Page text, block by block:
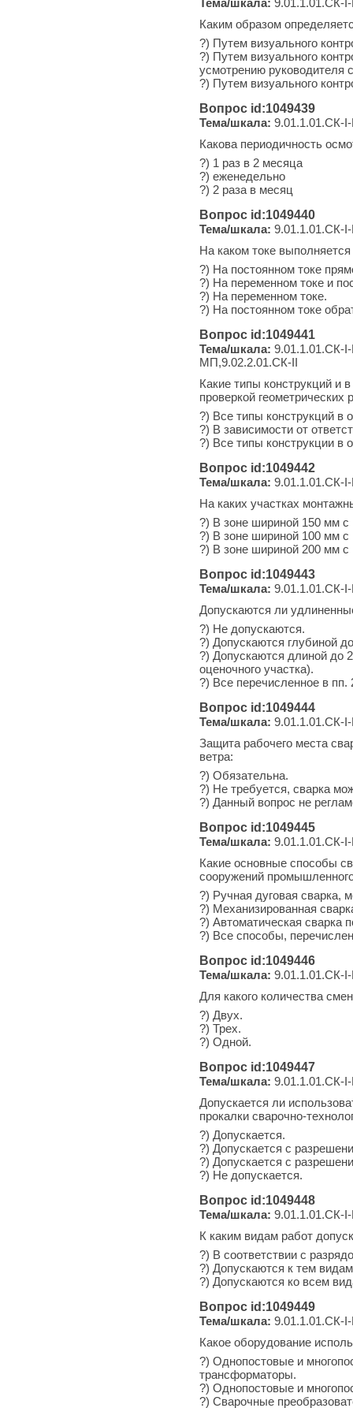
Каким образом
?) Путем визуального
?) Путем визуального
усмотрению руководителя
?) Путем визуального
Вопрос id:1049439
Тема/шкала: 9.01.1.01.СК-
Какова периодичность
?) 1 раз в 2 месяца
?) еженедельно
?) 2 раза в месяц
Вопрос id:1049440
Тема/шкала: 9.01.1.01.СК-
На каком токе
?) На постоянном токе
?) На переменном токе и
?) На переменном токе.
?) На постоянном токе
Вопрос id:1049441
Тема/шкала: 9.01.1.01.СК-
МП,9.02.2.01.СК-II
Какие типы конструкций и
проверкой
?) Все типы конструкций
?) В зависимости от
?) Все типы конструкции в
Вопрос id:1049442
Тема/шкала: 9.01.1.01.СК-
На каких участках
?) В зоне шириной 150 мм с
?) В зоне шириной 100 мм с
?) В зоне шириной 200 мм с
Вопрос id:1049443
Тема/шкала: 9.01.1.01.СК-
Допускаются ли
?) Не допускаются.
?) Допускаются глубиной
?) Допускаются длиной до
оценочного участка).
?) Все перечисленное в пп.
Вопрос id:1049444
Тема/шкала: 9.01.1.01.СК-
Защита рабочего места
ветра:
?) Обязательна.
?) Не требуется, сварка
?) Данный вопрос не
Вопрос id:1049445
Тема/шкала: 9.01.1.01.СК-
Какие основные способы
сооружений
?) Ручная дуговая сварка,
?) Механизированная
?) Автоматическая сварка
?) Все способы,
Вопрос id:1049446
Тема/шкала: 9.01.1.01.СК-
Для какого количества
?) Двух.
?) Трех.
?) Одной.
Вопрос id:1049447
Тема/шкала: 9.01.1.01.СК-
Допускается ли
прокалки сварочно-
?) Допускается.
?) Допускается с
?) Допускается с
?) Не допускается.
Вопрос id:1049448
Тема/шкала: 9.01.1.01.СК-
К каким видам работ
?) В соответствии с
?) Допускаются к тем
?) Допускаются ко всем
Вопрос id:1049449
Тема/шкала: 9.01.1.01.СК-
Какое оборудование
?) Однопостовые и
трансформаторы.
?) Однопостовые и
?) Сварочные